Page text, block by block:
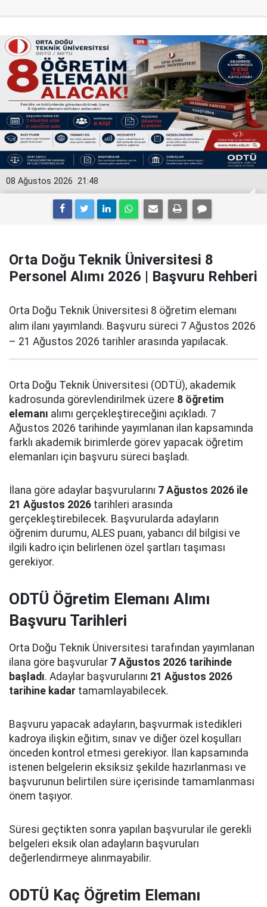
21:48
08 Ağustos 2026
Orta Doğu Teknik Üniversitesi 8
Personel Alımı 2026 | Başvuru Rehberi
Orta Doğu Teknik Üniversitesi 8 öğretim elemanı
alım ilanı yayımlandı. Başvuru süreci 7 Ağustos 2026
– 21 Ağustos 2026 tarihler arasında yapılacak.
Orta Doğu Teknik Üniversitesi (ODTÜ), akademik
kadrosunda görevlendirilmek üzere 8 öğretim
elemanı alımı gerçekleştireceğini açıkladı. 7
Ağustos 2026 tarihinde yayımlanan ilan kapsamında
farklı akademik birimlerde görev yapacak öğretim
elemanları için başvuru süreci başladı.
İlana göre adaylar başvurularını 7 Ağustos 2026 ile
21 Ağustos 2026 tarihleri arasında
gerçekleştirebilecek. Başvurularda adayların
öğrenim durumu, ALES puanı, yabancı dil bilgisi ve
ilgili kadro için belirlenen özel şartları taşıması
gerekiyor.
ODTÜ Öğretim Elemanı Alımı
Başvuru Tarihleri
Orta Doğu Teknik Üniversitesi tarafından yayımlanan
ilana göre başvurular 7 Ağustos 2026 tarihinde
başladı. Adaylar başvurularını 21 Ağustos 2026
tarihine kadar tamamlayabilecek.
Başvuru yapacak adayların, başvurmak istedikleri
kadroya ilişkin eğitim, sınav ve diğer özel koşulları
önceden kontrol etmesi gerekiyor. İlan kapsamında
istenen belgelerin eksiksiz şekilde hazırlanması ve
başvurunun belirtilen süre içerisinde tamamlanması
önem taşıyor.
Süresi geçtikten sonra yapılan başvurular ile gerekli
belgeleri eksik olan adayların başvuruları
değerlendirmeye alınmayabilir.
ODTÜ Kaç Öğretim Elemanı